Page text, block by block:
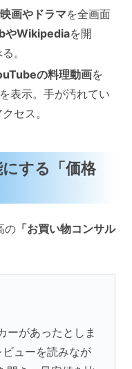
画やドラマを全画面
やWikipediaを開
。
の料理動画を
を表示。手が汚れてい
セス。
する「価格
の 「お買い物コンサル
ーがあったとしま
ューを読みなが